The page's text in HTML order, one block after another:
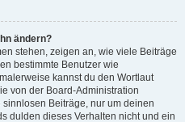
ändern?
stehen, zeigen an, wie viele Beiträge
bestimmte Benutzer wie
kannst du den Wortlaut
von der Board-Administration
Beiträge, nur um deinen
dulden dieses Verhalten nicht und ein